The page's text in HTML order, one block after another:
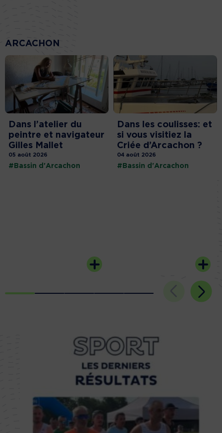
ARCACHON
Dans l’atelier du
peintre et navigateur
Gilles Mallet
05 août 2026
#Bassin d'Arcachon
Dans les coulisses: et
si vous visitiez la
Criée d’Arcachon ?
04 août 2026
#Bassin d'Arcachon